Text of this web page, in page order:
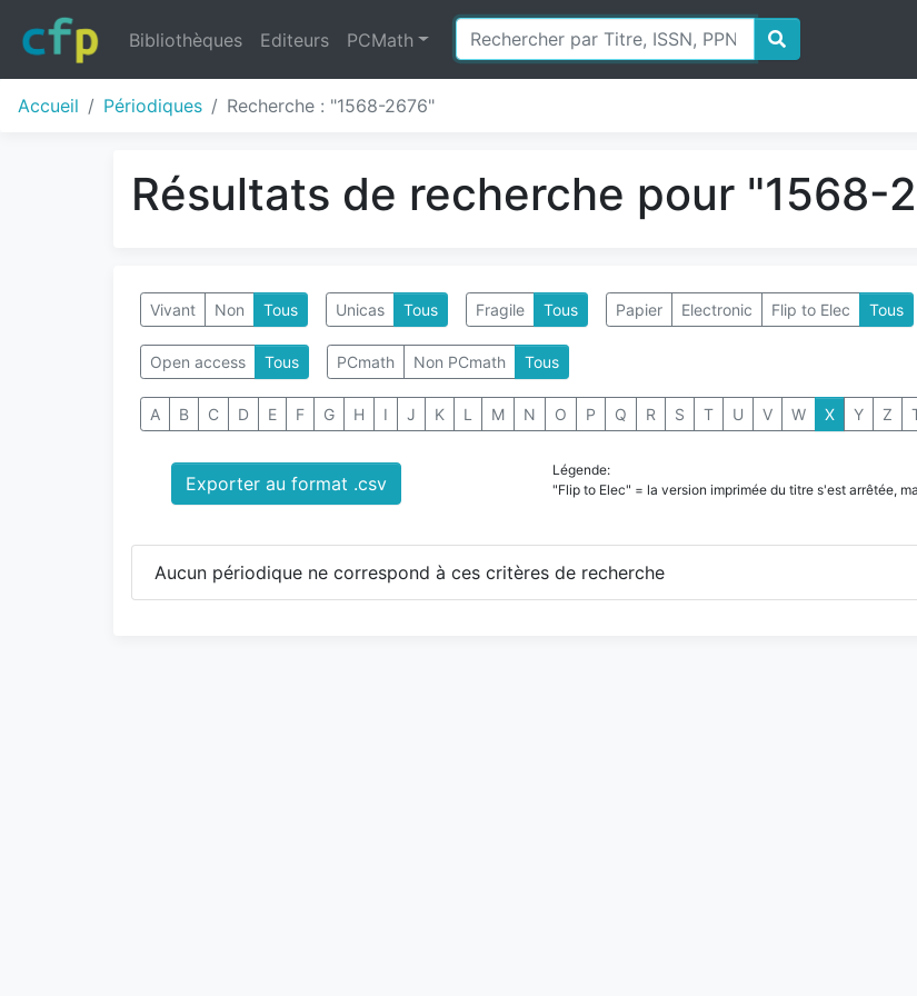
Bibliothèques Editeurs PCMath
Accueil Périodiques Recherche : "1568-2676"
Résultats de recherche pour "1568-
Vivant Non Tous Unicas Tous Fragile Tous Papier Electronic Flip to Elec Tous
Open access Tous PCmath Non PCmath Tous
A B C D E F G H I J K L M N O P Q R S T U V W X Y Z
Exporter au format .csv
Légende:
"Flip to Elec" = la version imprimée du titre s'est arrêtée,
Aucun périodique ne correspond à ces critères de recherche